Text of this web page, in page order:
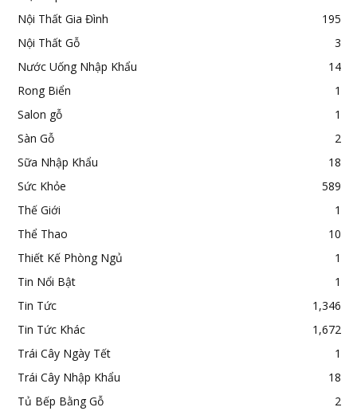
Nội Thất Gia Đình
195
Nội Thất Gỗ
3
Nước Uống Nhập Khẩu
14
Rong Biển
1
Salon gỗ
1
Sàn Gỗ
2
Sữa Nhập Khẩu
18
Sức Khỏe
589
Thế Giới
1
Thể Thao
10
Thiết Kế Phòng Ngủ
1
Tin Nổi Bật
1
Tin Tức
1,346
Tin Tức Khác
1,672
Trái Cây Ngày Tết
1
Trái Cây Nhập Khẩu
18
Tủ Bếp Bằng Gỗ
2